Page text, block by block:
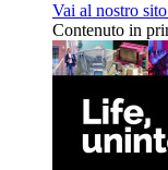
Vai al nostro
Contenuto in